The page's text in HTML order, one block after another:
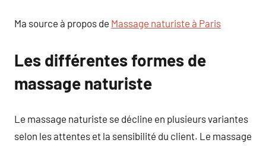
Ma source à propos de Massage naturiste à Paris
Les différentes formes de
massage naturiste
Le massage naturiste se décline en plusieurs variantes
selon les attentes et la sensibilité du client. Le massage